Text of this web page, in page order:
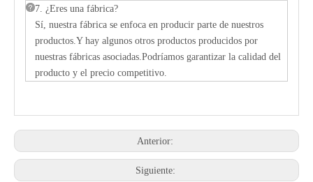
7. ¿Eres una fábrica?
Sí, nuestra fábrica se enfoca en producir parte de nuestros
productos.Y hay algunos otros productos producidos por
nuestras fábricas asociadas.Podríamos garantizar la calidad del
producto y el precio competitivo.
Anterior:
Siguiente: